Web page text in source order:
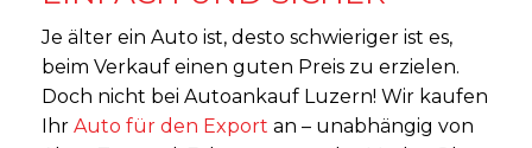
Je älter ein Auto ist, desto schwieriger ist es,
beim Verkauf einen guten Preis zu erzielen.
Doch nicht bei Autoankauf Luzern! Wir kaufen
Ihr Auto für den Export an – unabhängig von